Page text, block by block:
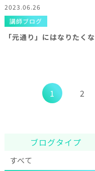
2023.06.26
講師ブログ
1 2
ブログタイプ
すべて